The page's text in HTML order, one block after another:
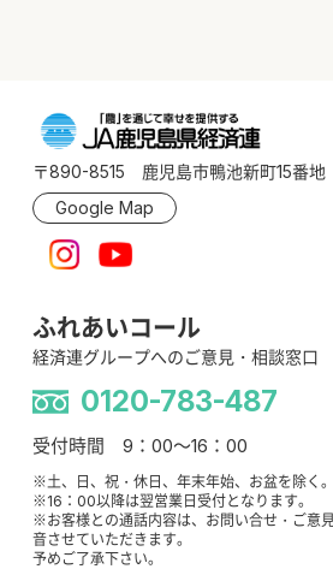
〒890-8515 鹿児島市鴨池新町15番地
Google Map
ふれあいコール
経済連グループへのご意見・相談窓口
0120-783-487
受付時間 9：00～16：00
※土、日、祝・休日、年末年始、お盆を除く。
※16：00以降は翌営業日受付となります。
※お客様との通話内容は、お問い合せ・ご意
音させていただきます。
予めご了承下さい。